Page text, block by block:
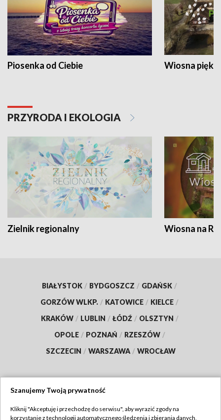
Piosenka od Ciebie Wiosna
PRZYRODA I EKOLOGIA
Zielnik regionalny Wiosna na
BIAŁYSTOK / BYDGOSZCZ / GDAŃSK /
GORZÓW WLKP. / KATOWICE / KIELCE /
KRAKÓW / LUBLIN / ŁÓDŹ / OLSZTYN /
OPOLE / POZNAŃ / RZESZÓW /
SZCZECIN / WARSZAWA / WROCŁAW
Szanujemy Twoją prywatność
Kliknij "Akceptuję i przechodzę do serwisu", aby wyrazić zgody na
korzystanie z technologii automatycznego śledzenia i zbierania danych,